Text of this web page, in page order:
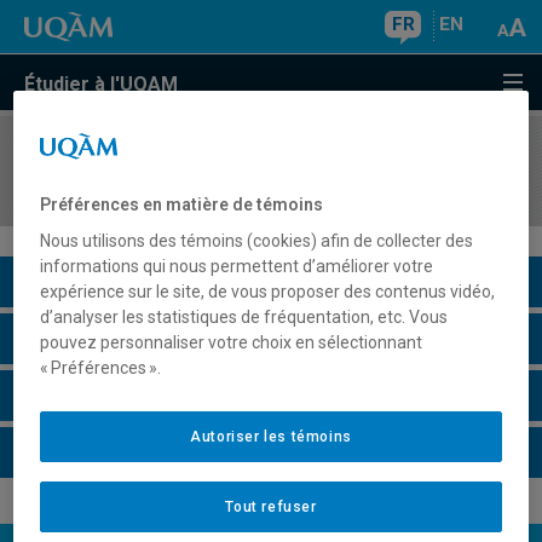
FR EN
Étudier à l'UQAM
COURS//
Description du cours
Horaire - Été 2026
Préférences en matière de témoins
Nous utilisons des témoins (cookies) afin de collecter des
informations qui nous permettent d’améliorer votre
expérience sur le site, de vous proposer des contenus vidéo,
d’analyser les statistiques de fréquentation, etc. Vous
pouvez personnaliser votre choix en sélectionnant
« Préférences ».
Tout refuser
Autoriser les témoins